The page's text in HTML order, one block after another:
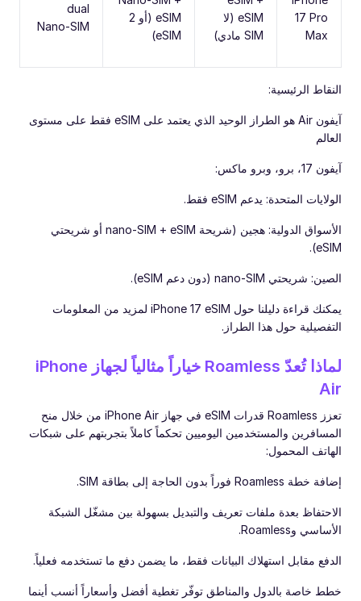
17 Pro
Max
eSIM (لا
SIM مادي)
eSIM (أو 2
eSIM)
dual
Nano-SIM
النقاط الرئيسية:
‏آيفون Air هو الطراز الوحيد الذي يعتمد على eSIM فقط على مستوى
العالم
‏آيفون 17، برو، وبرو ماكس:
‏الولايات المتحدة: يدعم eSIM فقط.
‏الأسواق الدولية: هجين (شريحة nano-SIM + eSIM أو شريحتي
eSIM).
‏الصين: شريحتي nano-SIM (دون دعم eSIM).
يمكنك قراءة دليلنا حول iPhone 17 eSIM لمزيد من المعلومات
التفصيلية حول هذا الطراز.
لماذا تُعدّ Roamless خياراً مثالياً لجهاز iPhone
Air
تعزز Roamless قدرات eSIM في جهاز iPhone Air من خلال منح
المسافرين والمستخدمين اليوميين تحكماً كاملاً بتجربتهم على شبكات
الهاتف المحمول:
إضافة خطة Roamless فوراً بدون الحاجة إلى بطاقة SIM.
الاحتفاظ بعدة ملفات تعريف والتبديل بسهولة بين مشغّل الشبكة
الأساسي وRoamless.
الدفع مقابل استهلاك البيانات فقط، ما يضمن دفع ما تستخدمه فعلياً.
خطط خاصة بالدول والمناطق توفّر تغطية أفضل وأسعاراً أنسب أينما